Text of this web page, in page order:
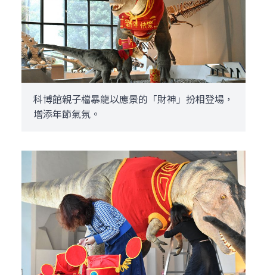
科博館親子檔暴龍以應景的「財神」扮相登場，
增添年節氣氛。